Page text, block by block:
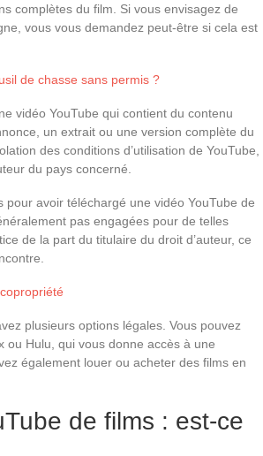
complètes du film. Si vous envisagez de
vous vous demandez peut-être si cela est
de chasse sans permis ?
vidéo YouTube qui contient du contenu
un extrait ou une version complète du
des conditions d’utilisation de YouTube,
du pays concerné.
avoir téléchargé une vidéo YouTube de
pas engagées pour de telles
de la part du titulaire du droit d’auteur, ce
plusieurs options légales. Vous pouvez
ou Hulu, qui vous donne accès à une
également louer ou acheter des films en
de films : est-ce